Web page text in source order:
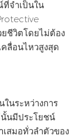
จำเป็นใน
ชีวิตโดยไม่ต้อง
ลื่อนไหวสูงสุด
นระหว่างการ
นมีประโยชน์
สมอทั่วลำตัวของ